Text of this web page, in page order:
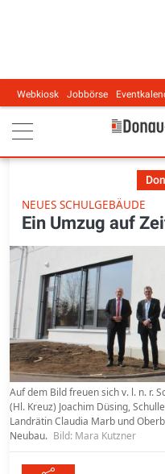
Main navigation
Webkiosk Jobbörse
NEUES SCHULGEBÄUDE
Ein Umzug auf
Auf dem Bild freuen sich v. l. n. r.
(Hl. Kreuz) Joachim Düsing,
Landrätin Claudia Marb und
Neubau. Bild: Mara Kutzner